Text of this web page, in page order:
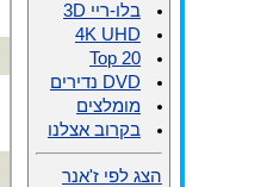
בלו-ריי 3D
4K UHD
Top 20
DVD נדירים
מומלצים
בקרוב אצלנו
הצג לפי ז'אנר